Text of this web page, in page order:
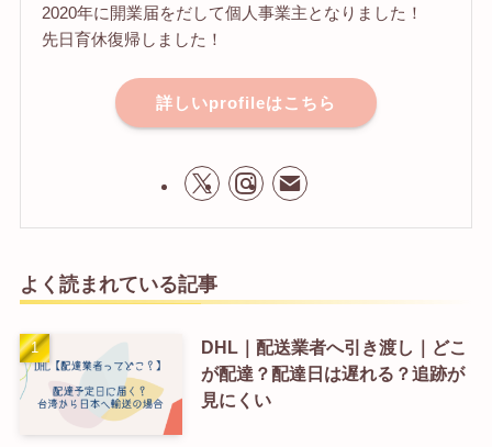
2020年に開業届をだして個人事業主となりました！
先日育休復帰しました！
詳しいprofileはこちら
よく読まれている記事
DHL｜配送業者へ引き渡し｜どこ
が配達？配達日は遅れる？追跡が
見にくい